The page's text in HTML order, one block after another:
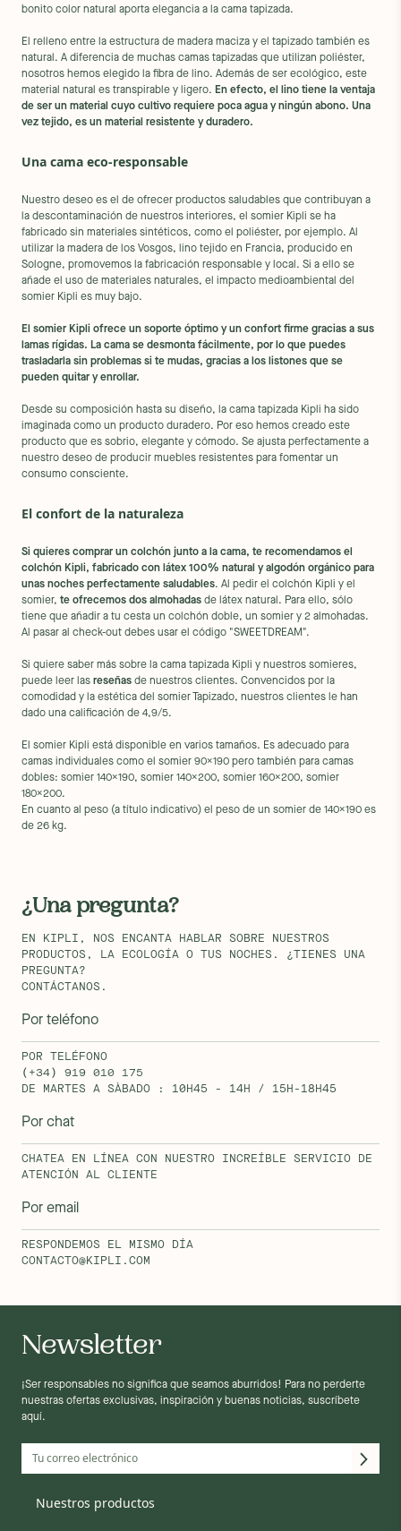
bonito color natural aporta elegancia a la cama tapizada.
El relleno entre la estructura de madera maciza y el tapizado también es
natural. A diferencia de muchas camas tapizadas que utilizan poliéster,
nosotros hemos elegido la fibra de lino. Además de ser ecológico, este
material natural es transpirable y ligero. En efecto, el lino tiene la ventaja
de ser un material cuyo cultivo requiere poca agua y ningún abono. Una
vez tejido, es un material resistente y duradero.
Una cama eco-responsable
Nuestro deseo es el de ofrecer productos saludables que contribuyan a
la descontaminación de nuestros interiores, el somier Kipli se ha
fabricado sin materiales sintéticos, como el poliéster, por ejemplo. Al
utilizar la madera de los Vosgos, lino tejido en Francia, producido en
Sologne, promovemos la fabricación responsable y local. Si a ello se
añade el uso de materiales naturales, el impacto medioambiental del
somier Kipli es muy bajo.
El somier Kipli ofrece un soporte óptimo y un confort firme gracias a sus
lamas rígidas. La cama se desmonta fácilmente, por lo que puedes
trasladarla sin problemas si te mudas, gracias a los listones que se
pueden quitar y enrollar.
Desde su composición hasta su diseño, la cama tapizada Kipli ha sido
imaginada como un producto duradero. Por eso hemos creado este
producto que es sobrio, elegante y cómodo. Se ajusta perfectamente a
nuestro deseo de producir muebles resistentes para fomentar un
consumo consciente.
El confort de la naturaleza
Si quieres comprar un colchón junto a la cama, te recomendamos el
colchón Kipli, fabricado con látex 100% natural y algodón orgánico para
unas noches perfectamente saludables. Al pedir el colchón Kipli y el
somier, te ofrecemos dos almohadas de látex natural. Para ello, sólo
tiene que añadir a tu cesta un colchón doble, un somier y 2 almohadas.
Al pasar al check-out debes usar el código "SWEETDREAM".
Si quiere saber más sobre la cama tapizada Kipli y nuestros somieres,
puede leer las reseñas de nuestros clientes. Convencidos por la
comodidad y la estética del somier Tapizado, nuestros clientes le han
dado una calificación de 4,9/5.
El somier Kipli está disponible en varios tamaños. Es adecuado para
camas individuales como el somier 90x190 pero también para camas
dobles: somier 140x190, somier 140x200, somier 160x200, somier
180x200.
En cuanto al peso (a título indicativo) el peso de un somier de 140x190 es
de 26 kg.
¿Una pregunta?
EN KIPLI, NOS ENCANTA HABLAR SOBRE NUESTROS
PRODUCTOS, LA ECOLOGÍA O TUS NOCHES. ¿TIENES UNA
PREGUNTA?
CONTÁCTANOS.
Por teléfono
POR TELÉFONO
(+34) 919 010 175
DE MARTES A SÀBADO : 10H45 - 14H / 15H-18H45
Por chat
CHATEA EN LÍNEA CON NUESTRO INCREÍBLE SERVICIO DE
ATENCIÓN AL CLIENTE
Por email
RESPONDEMOS EL MISMO DÍA
CONTACTO@KIPLI.COM
Newsletter
¡Ser responsables no significa que seamos aburridos! Para no perderte
nuestras ofertas exclusivas, inspiración y buenas noticias, suscríbete
aquí.
Colchón bebé
Nuestros productos